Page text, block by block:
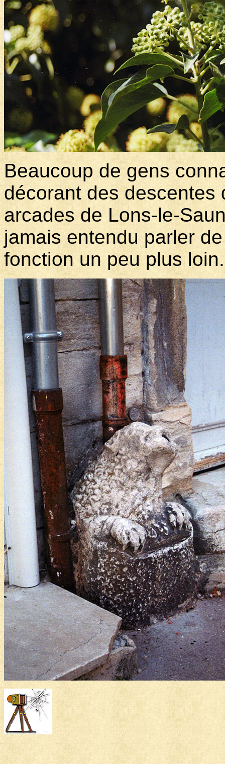
Beaucoup de gens
décorant des descentes
arcades de Lons-le-
jamais entendu parler
fonction un peu plus loin.